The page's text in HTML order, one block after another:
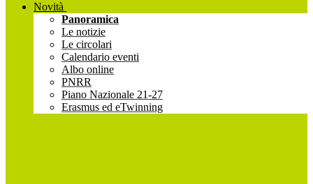
Novità
Panoramica
Le notizie
Le circolari
Calendario eventi
Albo online
PNRR
Piano Nazionale 21-27
Erasmus ed eTwinning